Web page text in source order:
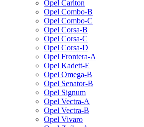
Opel Carlton
Opel Combo-B
Opel Combo-C
Opel Corsa-B
Opel Corsa-C
Opel Corsa-D
Opel Frontera-A
Opel Kadett-E
Opel Omega-B
Opel Senator-B
Opel Signum
Opel Vectra-A
Opel Vectra-B
Opel Vivaro